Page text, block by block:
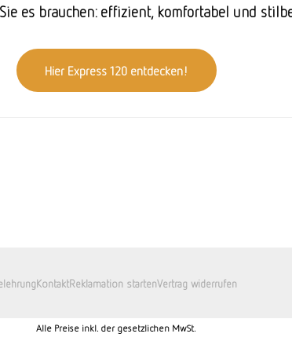
es brauchen: effizient, komfortabel und
Hier Express 120 entdecken!
KontaktReklamation startenVertrag widerrufen
Alle Preise inkl. der gesetzlichen MwSt.